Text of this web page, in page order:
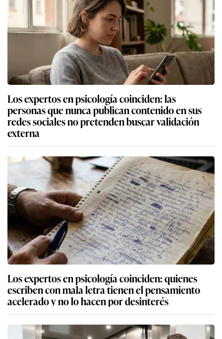
Los expertos en psicología coinciden: las
personas que nunca publican contenido en sus
redes sociales no pretenden buscar validación
externa
Los expertos en psicología coinciden: quienes
escriben con mala letra tienen el pensamiento
acelerado y no lo hacen por desinterés